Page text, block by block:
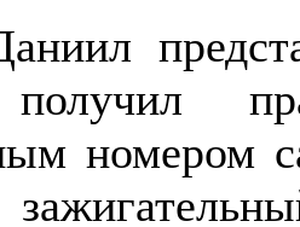
номером